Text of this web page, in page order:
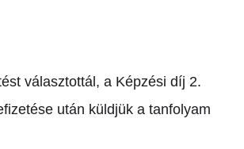
választottál, a Képzési díj 2.
után küldjük a tanfolyam